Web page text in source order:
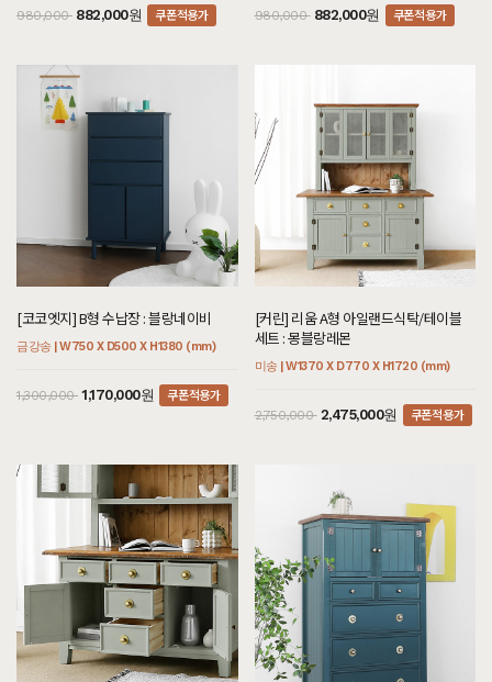
980,000 882,000원 쿠폰적용가 980,000 882,000원 쿠폰적용가
[코코엣지] B형 수납장 : 블랑네이비
금강송 | W750 X D500 X H1380 (mm)
1,300,000 1,170,000원 쿠폰적용가
[커린] 리움 A형 아일랜드식탁/테이블
세트 : 몽블랑레몬
미송 | W1370 X D770 X H1720 (mm)
2,750,000 2,475,000원 쿠폰적용가